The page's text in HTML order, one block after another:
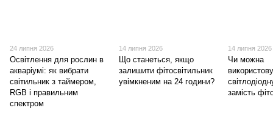
24 липня 2026
Освітлення для рослин в
акваріумі: як вибрати
світильник з таймером,
RGB і правильним
спектром
14 липня 2026
Що станеться, якщо
залишити фітосвітильник
увімкненим на 24 години?
14 липня 2026
Чи можна
замість